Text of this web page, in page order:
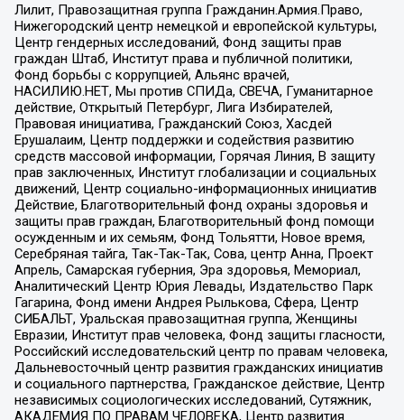
Лилит, Правозащитная группа Гражданин.Армия.Право,
Нижегородский центр немецкой и европейской культуры,
Центр гендерных исследований, Фонд защиты прав
граждан Штаб, Институт права и публичной политики,
Фонд борьбы с коррупцией, Альянс врачей,
НАСИЛИЮ.НЕТ, Мы против СПИДа, СВЕЧА, Гуманитарное
действие, Открытый Петербург, Лига Избирателей,
Правовая инициатива, Гражданский Союз, Хасдей
Ерушалаим, Центр поддержки и содействия развитию
средств массовой информации, Горячая Линия, В защиту
прав заключенных, Институт глобализации и социальных
движений, Центр социально-информационных инициатив
Действие, Благотворительный фонд охраны здоровья и
защиты прав граждан, Благотворительный фонд помощи
осужденным и их семьям, Фонд Тольятти, Новое время,
Серебряная тайга, Так-Так-Так, Сова, центр Анна, Проект
Апрель, Самарская губерния, Эра здоровья, Мемориал,
Аналитический Центр Юрия Левады, Издательство Парк
Гагарина, Фонд имени Андрея Рылькова, Сфера, Центр
СИБАЛЬТ, Уральская правозащитная группа, Женщины
Евразии, Институт прав человека, Фонд защиты гласности,
Российский исследовательский центр по правам человека,
Дальневосточный центр развития гражданских инициатив
и социального партнерства, Гражданское действие, Центр
независимых социологических исследований, Сутяжник,
АКАДЕМИЯ ПО ПРАВАМ ЧЕЛОВЕКА, Центр развития